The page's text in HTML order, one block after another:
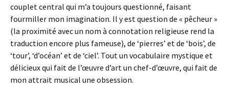
couplet central qui m’a toujours questionné, faisant
fourmiller mon imagination. Il y est question de « pêcheur »
(la proximité avec un nom à connotation religieuse rend la
traduction encore plus fameuse), de ‘pierres’ et de ‘bois’, de
‘tour’, ‘d’océan’ et de ‘ciel’. Tout un vocabulaire mystique et
délicieux qui fait de l’œuvre d’art un chef-d’œuvre, qui fait de
mon attrait musical une obsession.